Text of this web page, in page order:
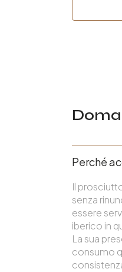
Perché
Il
senza
essere
iberico in
La sua
consumo